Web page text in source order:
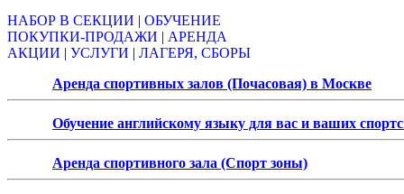
НАБОР В СЕКЦИИ | ОБУЧЕНИЕ
ПОКУПКИ-ПРОДАЖИ | АРЕНДА
АКЦИИ | УСЛУГИ | ЛАГЕРЯ, СБОРЫ
Аренда спортивных залов (Почасовая) в Москве
Обучение английскому языку для вас и ваших
Аренда спортивного зала (Спорт зоны)